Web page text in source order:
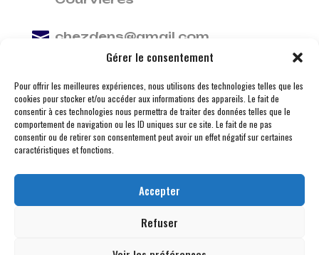
Gérer le consentement
Pour offrir les meilleures expériences, nous utilisons des technologies telles que les
cookies pour stocker et/ou accéder aux informations des appareils. Le fait de
consentir à ces technologies nous permettra de traiter des données telles que le
comportement de navigation ou les ID uniques sur ce site. Le fait de ne pas
consentir ou de retirer son consentement peut avoir un effet négatif sur certaines
caractéristiques et fonctions.
Accepter
Refuser
 chezdens@gmail.com